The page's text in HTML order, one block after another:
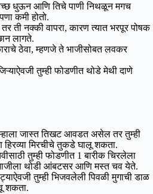
धुऊन आणि तिचे पाणी निथळून मगच
कमी होतो.
ती नक्की वापरा, कारण त्यात भरपूर पोषक
लागते.
ठेवा, म्हणजे ते भाजीसोबत लवकर
तुम्ही फोडणीत थोडे मेथी दाणे
जास्त तिखट आवडत असेल तर तुम्ही
हिरव्या मिरचीचे तुकडे घालू शकता.
तुम्ही फोडणीत 1 बारीक चिरलेला
थोडी आंबटसर आणि मस्त चव येते.
तुम्ही भिजवलेली पिवळी मुगाची डाळ
शकता.